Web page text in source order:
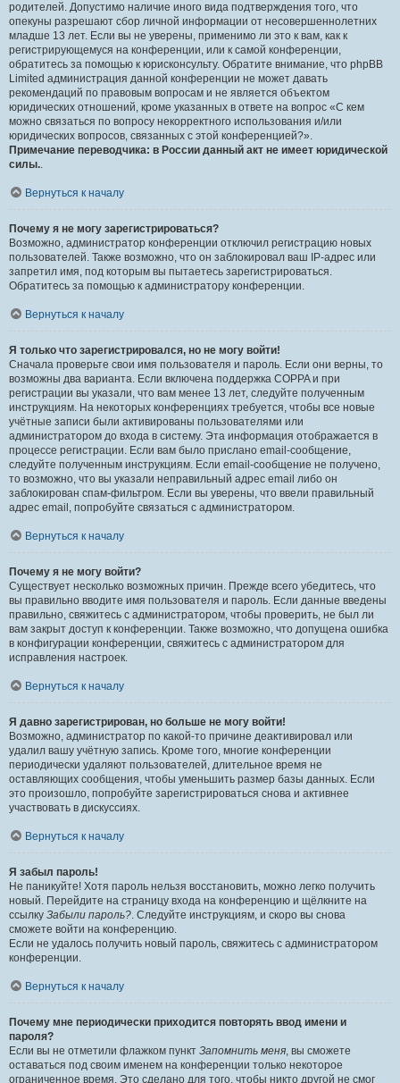
родителей. Допустимо наличие иного вида подтверждения того, что
опекуны разрешают сбор личной информации от несовершеннолетних
младше 13 лет. Если вы не уверены, применимо ли это к вам, как к
регистрирующемуся на конференции, или к самой конференции,
обратитесь за помощью к юрисконсульту. Обратите внимание, что phpBB
Limited администрация данной конференции не может давать
рекомендаций по правовым вопросам и не является объектом
юридических отношений, кроме указанных в ответе на вопрос «С кем
можно связаться по вопросу некорректного использования и/или
юридических вопросов, связанных с этой конференцией?».
Примечание переводчика: в России данный акт не имеет юридической
силы..
Вернуться к началу
Почему я не могу зарегистрироваться?
Возможно, администратор конференции отключил регистрацию новых
пользователей. Также возможно, что он заблокировал ваш IP-адрес или
запретил имя, под которым вы пытаетесь зарегистрироваться.
Обратитесь за помощью к администратору конференции.
Вернуться к началу
Я только что зарегистрировался, но не могу войти!
Сначала проверьте свои имя пользователя и пароль. Если они верны, то
возможны два варианта. Если включена поддержка COPPA и при
регистрации вы указали, что вам менее 13 лет, следуйте полученным
инструкциям. На некоторых конференциях требуется, чтобы все новые
учётные записи были активированы пользователями или
администратором до входа в систему. Эта информация отображается в
процессе регистрации. Если вам было прислано email-сообщение,
следуйте полученным инструкциям. Если email-сообщение не получено,
то возможно, что вы указали неправильный адрес email либо он
заблокирован спам-фильтром. Если вы уверены, что ввели правильный
адрес email, попробуйте связаться с администратором.
Вернуться к началу
Почему я не могу войти?
Существует несколько возможных причин. Прежде всего убедитесь, что
вы правильно вводите имя пользователя и пароль. Если данные введены
правильно, свяжитесь с администратором, чтобы проверить, не был ли
вам закрыт доступ к конференции. Также возможно, что допущена ошибка
в конфигурации конференции, свяжитесь с администратором для
исправления настроек.
Вернуться к началу
Я давно зарегистрирован, но больше не могу войти!
Возможно, администратор по какой-то причине деактивировал или
удалил вашу учётную запись. Кроме того, многие конференции
периодически удаляют пользователей, длительное время не
оставляющих сообщения, чтобы уменьшить размер базы данных. Если
это произошло, попробуйте зарегистрироваться снова и активнее
участвовать в дискуссиях.
Вернуться к началу
Я забыл пароль!
Не паникуйте! Хотя пароль нельзя восстановить, можно легко получить
новый. Перейдите на страницу входа на конференцию и щёлкните на
ссылку Забыли пароль?. Следуйте инструкциям, и скоро вы снова
сможете войти на конференцию.
Если не удалось получить новый пароль, свяжитесь с администратором
конференции.
Вернуться к началу
Почему мне периодически приходится повторять ввод имени и
пароля?
Если вы не отметили флажком пункт Запомнить меня, вы сможете
оставаться под своим именем на конференции только некоторое
ограниченное время. Это сделано для того, чтобы никто другой не смог